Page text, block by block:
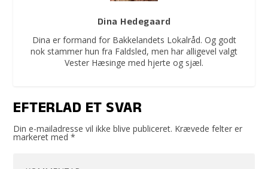
Dina Hedegaard
Dina er formand for Bakkelandets Lokalråd. Og godt
nok stammer hun fra Faldsled, men har alligevel valgt
Vester Hæsinge med hjerte og sjæl.
EFTERLAD ET SVAR
Din e-mailadresse vil ikke blive publiceret. Krævede felter er
markeret med*